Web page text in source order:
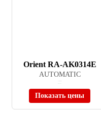
Orient RA-AK0314E
AUTOMATIC
Показать цены